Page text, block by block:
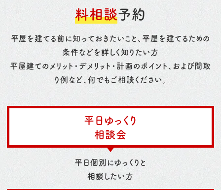
料相談予約
平屋を建てる前に知っておきたいこと、平屋を建てるための
条件などを詳しく知りたい方
平屋建てのメリット・デメリット・計画のポイント、および間取
り例など、何でもご相談ください。
平日ゆっくり
相談会
平日個別にゆっくりと
相談したい方